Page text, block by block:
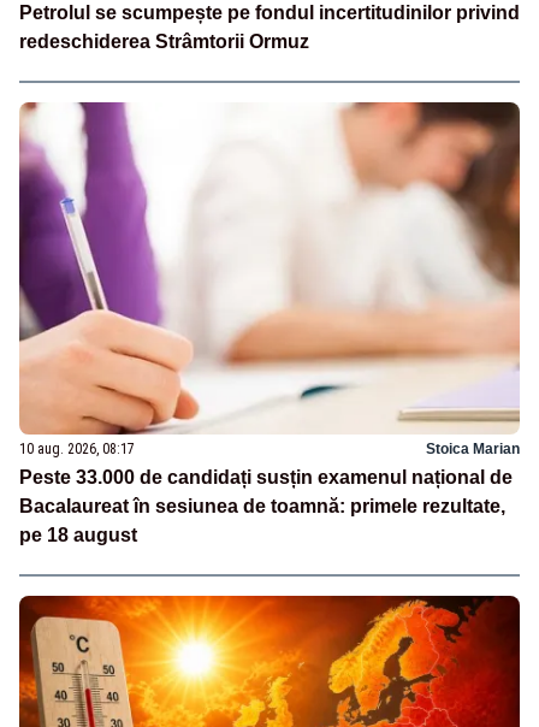
Petrolul se scumpește pe fondul incertitudinilor privind
redeschiderea Strâmtorii Ormuz
10 aug. 2026, 08:17 Stoica Marian
Peste 33.000 de candidați susțin examenul național de
Bacalaureat în sesiunea de toamnă: primele rezultate,
pe 18 august